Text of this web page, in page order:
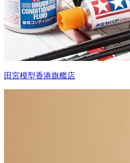
田宮模型香港旗艦店